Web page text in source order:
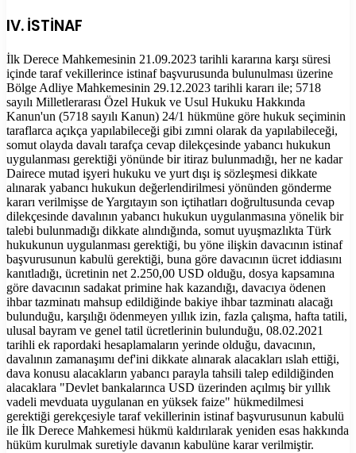
IV. İSTİNAF
İlk Derece Mahkemesinin 21.09.2023 tarihli kararına karşı süresi
içinde taraf vekillerince istinaf başvurusunda bulunulması üzerine
Bölge Adliye Mahkemesinin 29.12.2023 tarihli kararı ile; 5718
sayılı Milletlerarası Özel Hukuk ve Usul Hukuku Hakkında
Kanun'un (5718 sayılı Kanun) 24/1 hükmüne göre hukuk seçiminin
taraflarca açıkça yapılabileceği gibi zımni olarak da yapılabileceği,
somut olayda davalı tarafça cevap dilekçesinde yabancı hukukun
uygulanması gerektiği yönünde bir itiraz bulunmadığı, her ne kadar
Dairece mutad işyeri hukuku ve yurt dışı iş sözleşmesi dikkate
alınarak yabancı hukukun değerlendirilmesi yönünden gönderme
kararı verilmişse de Yargıtayın son içtihatları doğrultusunda cevap
dilekçesinde davalının yabancı hukukun uygulanmasına yönelik bir
talebi bulunmadığı dikkate alındığında, somut uyuşmazlıkta Türk
hukukunun uygulanması gerektiği, bu yöne ilişkin davacının istinaf
başvurusunun kabulü gerektiği, buna göre davacının ücret iddiasını
kanıtladığı, ücretinin net 2.250,00 USD olduğu, dosya kapsamına
göre davacının sadakat primine hak kazandığı, davacıya ödenen
ihbar tazminatı mahsup edildiğinde bakiye ihbar tazminatı alacağı
bulunduğu, karşılığı ödenmeyen yıllık izin, fazla çalışma, hafta tatili,
ulusal bayram ve genel tatil ücretlerinin bulunduğu, 08.02.2021
tarihli ek rapordaki hesaplamaların yerinde olduğu, davacının,
davalının zamanaşımı def'ini dikkate alınarak alacakları ıslah ettiği,
dava konusu alacakların yabancı parayla tahsili talep edildiğinden
alacaklara "Devlet bankalarınca USD üzerinden açılmış bir yıllık
vadeli mevduata uygulanan en yüksek faize" hükmedilmesi
gerektiği gerekçesiyle taraf vekillerinin istinaf başvurusunun kabulü
ile İlk Derece Mahkemesi hükmü kaldırılarak yeniden esas hakkında
hüküm kurulmak suretiyle davanın kabulüne karar verilmiştir.